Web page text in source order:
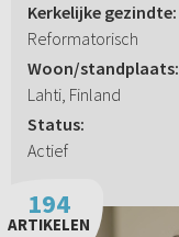
Kerkelijke gezindte:
Reformatorisch
Woon/standplaats:
Lahti, Finland
Status:
Actief
194
ARTIKELEN